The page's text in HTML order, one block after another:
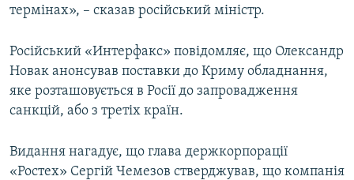
термінах», – сказав російський міністр.
Російський «Интерфакс» повідомляє, що Олександр
Новак анонсував поставки до Криму обладнання,
яке розташовується в Росії до запровадження
санкцій, або з третіх країн.
Видання нагадує, що глава держкорпорації
«Ростех» Сергій Чемезов стверджував, що компанія